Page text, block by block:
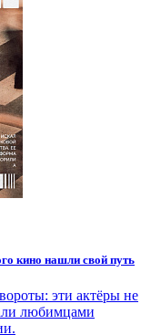
кино нашли свой путь
эти актёры не
любимцами